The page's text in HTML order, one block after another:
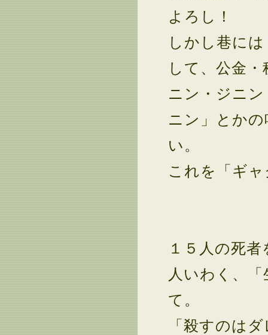
よろし！
しかし巷に
して、公金
ニン・ジニ
ニン」とか
い。
これを「ギ
１５人の死
人いわく、
て。
「殺すのは